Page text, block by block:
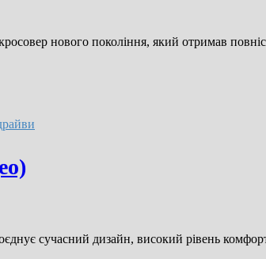
нового покоління, який отримав
сучасний дизайн, високий рівень